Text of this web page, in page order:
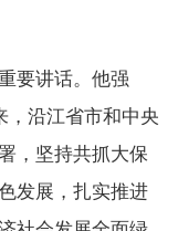
要讲话。他强
沿江省市和中央
，坚持共抓大保
发展，扎实推进